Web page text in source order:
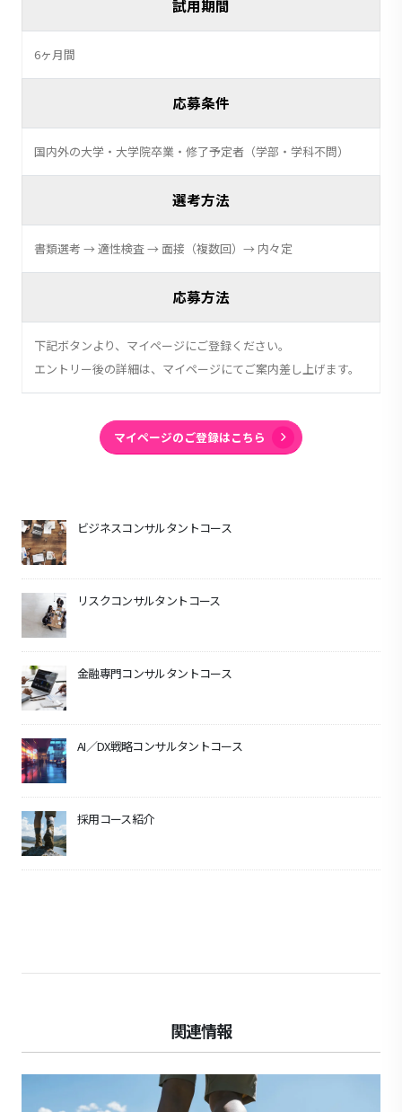
試用期間
6ヶ月間
応募条件
国内外の大学・大学院卒業・修了予定者（学部・学科不問）
選考方法
書類選考 → 適性検査 → 面接（複数回）→ 内々定
応募方法
下記ボタンより、マイページにご登録ください。
エントリー後の詳細は、マイページにてご案内差し上げます。
マイページのご登録はこちら
ビジネスコンサルタントコース
リスクコンサルタントコース
金融専門コンサルタントコース
AI／DX戦略コンサルタントコース
採用コース紹介
関連情報